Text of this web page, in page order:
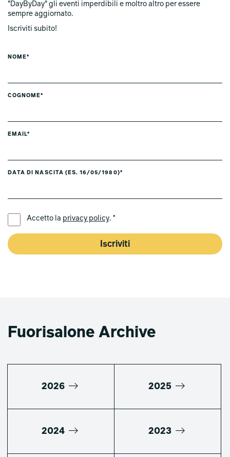
"DayByDay" gli eventi imperdibili e moltro altro per essere
sempre aggiornato.
Iscriviti subito!
NOME*
COGNOME*
EMAIL*
DATA DI NASCITA (ES. 16/05/1980)*
Accetto la privacy policy. *
Iscriviti
Fuorisalone Archive
2026 2025
2024 2023